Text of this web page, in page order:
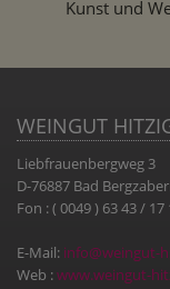
Kunst und
WEINGUT
Liebfrauenbergweg 3
D-76887 Bad
Fon : ( 0049 ) 63 43 / 17
E-Mail: info@weingut-
Web :www.weingut-